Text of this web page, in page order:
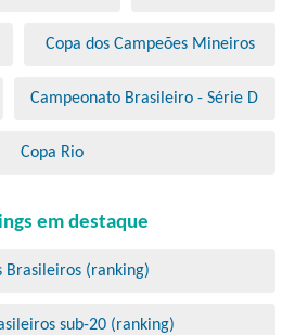
Copa dos Campeões Mineiros
Campeonato Brasileiro - Série D
Copa Rio
em destaque
Brasileiros (ranking)
sub-20 (ranking)